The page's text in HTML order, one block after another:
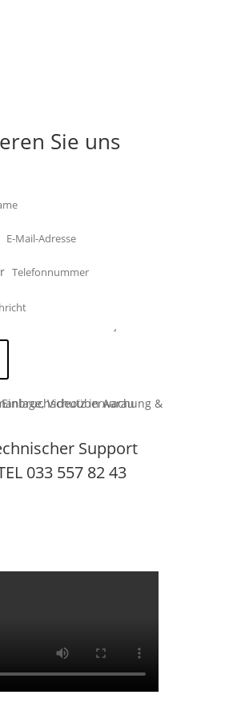
Sie uns
Support
033 557 82 43